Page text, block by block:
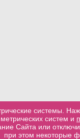
системы.
систем и
Сайта или
при этом некоторые